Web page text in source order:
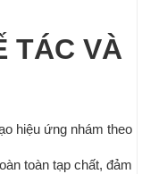
TÁC VÀ
hiệu ứng nhám theo
toàn tạp chất, đảm